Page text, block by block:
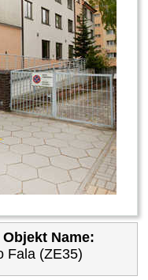
Objekt Name:
Fala (ZE35)